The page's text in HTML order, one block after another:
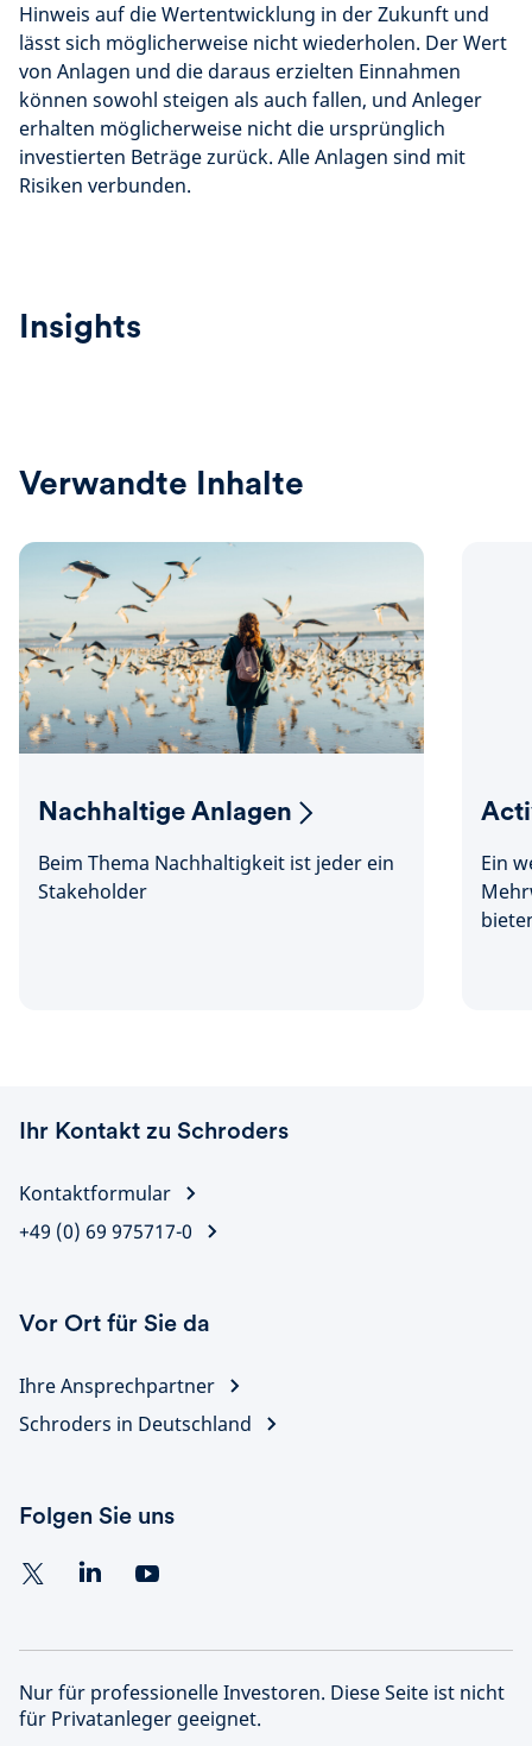
Hinweis auf die Wertentwicklung in der Zukunft und
lässt sich möglicherweise nicht wiederholen. Der Wert
von Anlagen und die daraus erzielten Einnahmen
können sowohl steigen als auch fallen, und Anleger
erhalten möglicherweise nicht die ursprünglich
investierten Beträge zurück. Alle Anlagen sind mit
Risiken verbunden.
Insights
Verwandte Inhalte
Nachhaltige Anlagen
Beim Thema Nachhaltigkeit ist jeder ein
Stakeholder
Ein
Ihr Kontakt zu Schroders
Kontaktformular
+49 (0) 69 975717-0
Vor Ort für Sie da
Ihre Ansprechpartner
Schroders in Deutschland
Folgen Sie uns
Nur für professionelle Investoren. Diese Seite ist nicht
für Privatanleger geeignet.